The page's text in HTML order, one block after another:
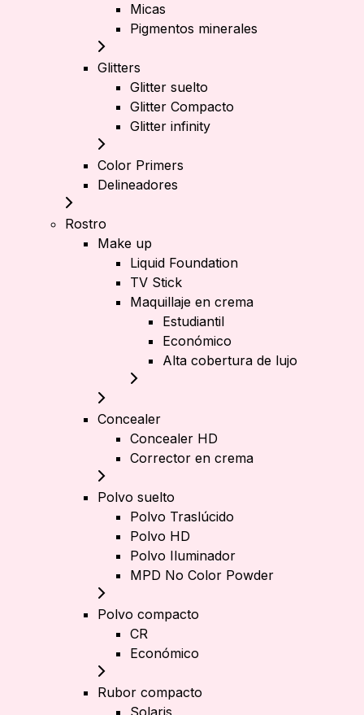
Micas
Pigmentos minerales
Glitters
Glitter suelto
Glitter Compacto
Glitter infinity
Color Primers
Delineadores
Rostro
Make up
Liquid Foundation
TV Stick
Maquillaje en crema
Estudiantil
Económico
Alta cobertura de lujo
Concealer
Concealer HD
Corrector en crema
Polvo suelto
Polvo Traslúcido
Polvo HD
Polvo Iluminador
MPD No Color Powder
Polvo compacto
CR
Económico
Rubor compacto
Solaris